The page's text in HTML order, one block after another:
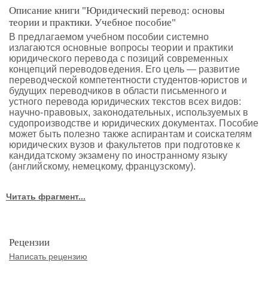
Описание книги "Юридический перевод: основы
теории и практики. Учебное пособие"
В предлагаемом учебном пособии системно
излагаются основные вопросы теории и практики
юридического перевода с позиций современных
концепций переводоведения. Его цель — развитие
переводческой компетентности студентов-юристов и
будущих переводчиков в области письменного и
устного перевода юридических текстов всех видов:
научно-правовых, законодательных, используемых в
судопроизводстве и юридических документах. Пособие
может быть полезно также аспирантам и соискателям
юридических вузов и факультетов при подготовке к
кандидатскому экзамену по иностранному языку
(английскому, немецкому, французскому).
Читать фрагмент...
Рецензии
Написать рецензию